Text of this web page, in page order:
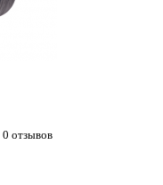
0 отзывов